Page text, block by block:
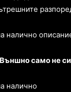
само не